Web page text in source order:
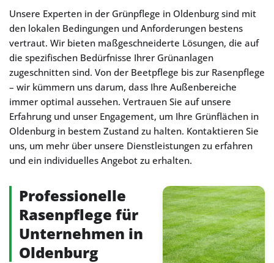
Unsere Experten in der Grünpflege in Oldenburg sind mit
den lokalen Bedingungen und Anforderungen bestens
vertraut. Wir bieten maßgeschneiderte Lösungen, die auf
die spezifischen Bedürfnisse Ihrer Grünanlagen
zugeschnitten sind. Von der Beetpflege bis zur Rasenpflege
– wir kümmern uns darum, dass Ihre Außenbereiche
immer optimal aussehen. Vertrauen Sie auf unsere
Erfahrung und unser Engagement, um Ihre Grünflächen in
Oldenburg in bestem Zustand zu halten. Kontaktieren Sie
uns, um mehr über unsere Dienstleistungen zu erfahren
und ein individuelles Angebot zu erhalten.
Professionelle
Rasenpflege für
Unternehmen in
Oldenburg